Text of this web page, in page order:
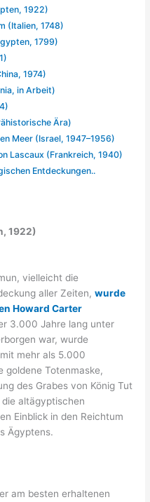
1922)
(Italien, 1748)
1799)
1974)
in Arbeit)
Ära)
Meer (Israel, 1947–1956)
Lascaux (Frankreich, 1940)
Entdeckungen..
1922)
vielleicht die
aller Zeiten,wurde
Howard Carter
3.000 Jahre lang unter
war, wurde
mehr als 5.000
goldene Totenmaske,
des Grabes von König Tut
altägyptischen
Einblick in den Reichtum
Ägyptens.
am besten erhaltenen